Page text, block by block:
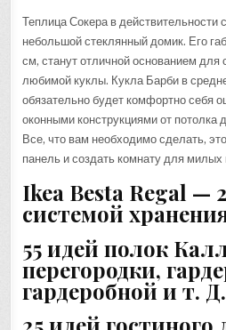
Теплица Сокера в действительности
небольшой стеклянный домик. Его
см, станут отличной основанием для
любимой куклы. Кукла Барби в
обязательно будет комфортно себя
оконными конструкциями от потолка
Все, что вам необходимо сделать,
панель и создать комнату для милых
Ikea Besta Regal —
системой
55 идей полок
перегородки,
гардеробной и т.